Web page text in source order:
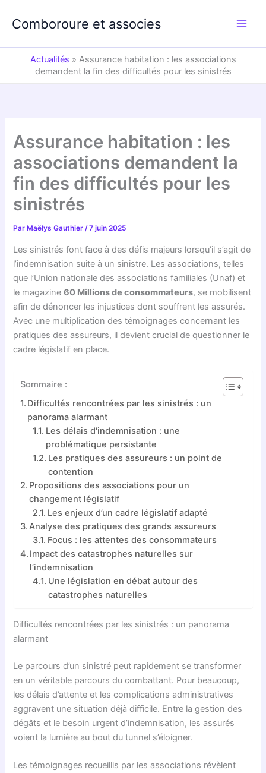
Comboroure et associes
Actualités » Assurance habitation : les associations
demandent la fin des difficultés pour les sinistrés
Assurance habitation : les
associations demandent la
fin des difficultés pour les
sinistrés
Par Maëlys Gauthier/7 juin 2025
Les sinistrés font face à des défis majeurs lorsqu’il s’agit de
l’indemnisation suite à un sinistre. Les associations, telles
que l’Union nationale des associations familiales (Unaf) et
le magazine60 Millions de consommateurs, se mobilisent
afin de dénoncer les injustices dont souffrent les assurés.
Avec une multiplication des témoignages concernant les
pratiques des assureurs, il devient crucial de questionner le
cadre législatif en place.
Sommaire :
Difficultés rencontrées par les sinistrés : un
panorama alarmant
Les délais d'indemnisation : une
problématique persistante
Les pratiques des assureurs : un point de
contention
Propositions des associations pour un
changement législatif
Les enjeux d’un cadre législatif adapté
Analyse des pratiques des grands assureurs
Focus : les attentes des consommateurs
Impact des catastrophes naturelles sur
l’indemnisation
Une législation en débat autour des
catastrophes naturelles
Difficultés rencontrées par les sinistrés : un panorama
alarmant
Le parcours d’un sinistré peut rapidement se transformer
en un véritable parcours du combattant. Pour beaucoup,
les délais d’attente et les complications administratives
aggravent une situation déjà difficile. Entre la gestion des
dégâts et le besoin urgent d’indemnisation, les assurés
voient la lumière au bout du tunnel s’éloigner.
Les témoignages recueillis par les associations révèlent